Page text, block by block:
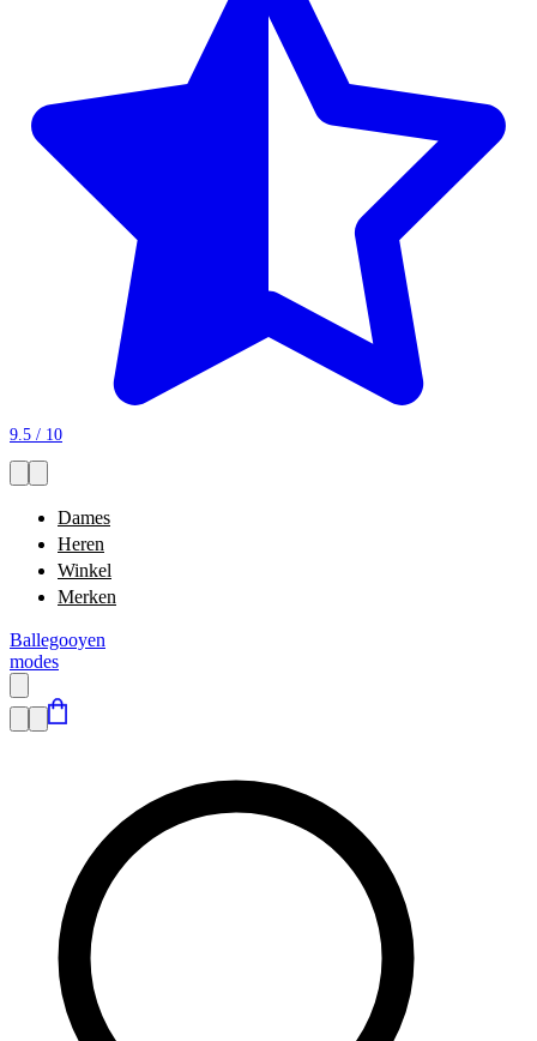
9.5 / 10
Dames
Heren
Winkel
Merken
Ballegooyen
modes